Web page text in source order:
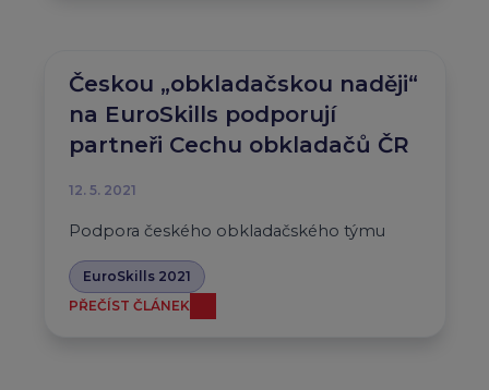
Českou „obkladačskou naději“
na EuroSkills podporují
partneři Cechu obkladačů ČR
12. 5. 2021
Podpora českého obkladačského týmu
EuroSkills 2021
PŘEČÍST ČLÁNEK